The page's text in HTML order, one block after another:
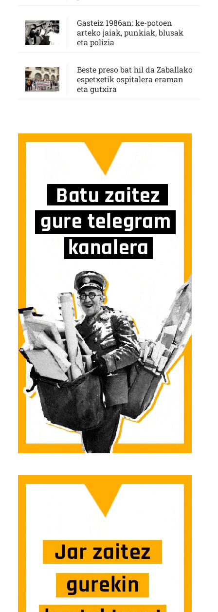
Gasteiz 1986an: ke-potoen
arteko jaiak, punkiak, blusak
eta polizia
Beste preso bat hil da Zaballako
espetxetik ospitalera eraman
eta gutxira